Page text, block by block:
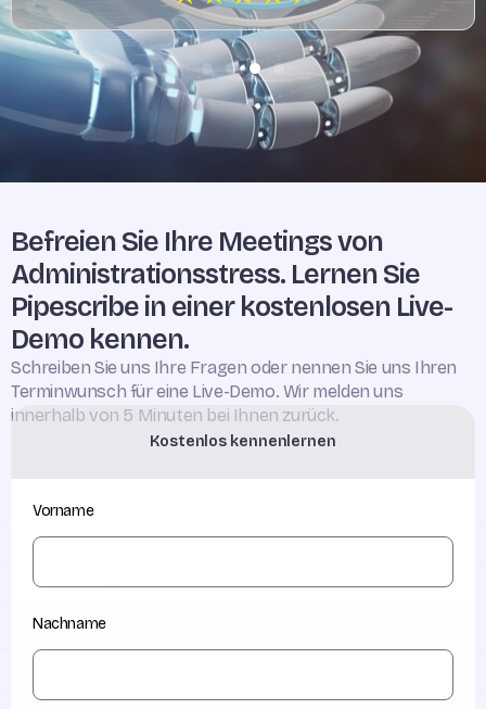
Befreien Sie Ihre Meetings von
Administrationsstress. Lernen Sie
Pipescribe in einer kostenlosen Live-
Demo kennen.
Schreiben Sie uns Ihre Fragen oder nennen Sie uns Ihren
Terminwunsch für eine Live-Demo. Wir melden uns
innerhalb von 5 Minuten bei Ihnen zurück.
Kostenlos kennenlernen
Vorname
Nachname